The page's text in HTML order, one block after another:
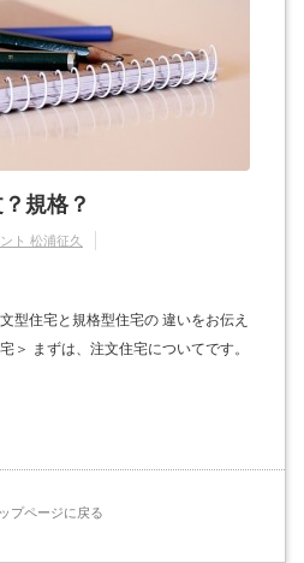
規格？
ト 松浦征久
型住宅と規格型住宅の 違いをお伝え
＞ まずは、注文住宅についてです。
プページに戻る